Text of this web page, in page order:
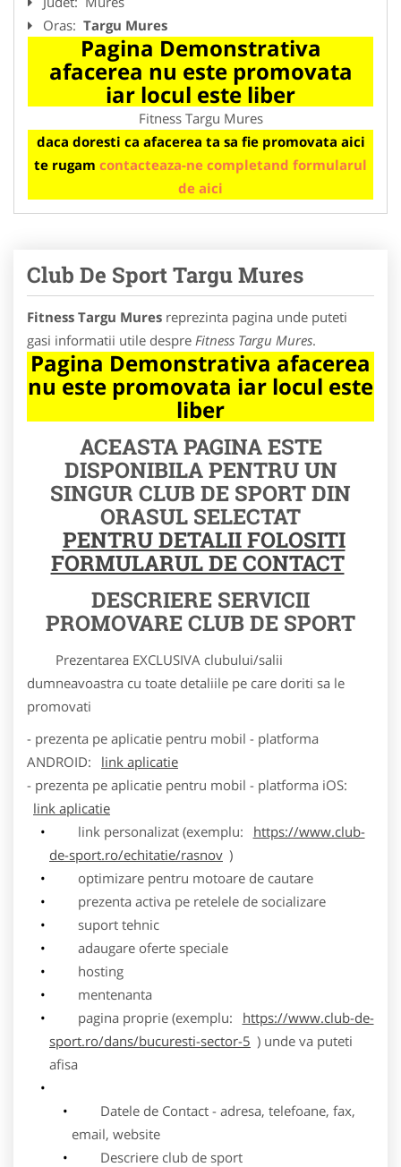
Oras: Targu Mures
Pagina Demonstrativa
afacerea nu este promovata
iar locul este liber
Fitness Targu Mures
daca doresti ca afacerea ta sa fie promovata aici
te rugam contacteaza-ne completand formularul
de aici
Club De Sport Targu Mures
Fitness Targu Mures reprezinta pagina unde puteti
gasi informatii utile despre Fitness Targu Mures.
Pagina Demonstrativa afacerea
nu este promovata iar locul este
liber
ACEASTA PAGINA ESTE
DISPONIBILA PENTRU UN
SINGUR CLUB DE SPORT DIN
ORASUL SELECTAT
PENTRU DETALII FOLOSITI
FORMULARUL DE CONTACT
DESCRIERE SERVICII
PROMOVARE CLUB DE SPORT
Prezentarea EXCLUSIVA clubului/salii
dumneavoastra cu toate detaliile pe care doriti sa le
promovati
- prezenta pe aplicatie pentru mobil - platforma
ANDROID:
link aplicatie
- prezenta pe aplicatie pentru mobil - platforma iOS:
link aplicatie
link personalizat (exemplu:
https://www.club-
de-sport.ro/echitatie/rasnov )
optimizare pentru motoare de cautare
prezenta activa pe retelele de socializare
suport tehnic
adaugare oferte speciale
hosting
mentenanta
pagina proprie (exemplu:
https://www.club-de-
sport.ro/dans/bucuresti-sector-5 ) unde va puteti
afisa
Datele de Contact - adresa, telefoane, fax,
email, website
Descriere club de sport